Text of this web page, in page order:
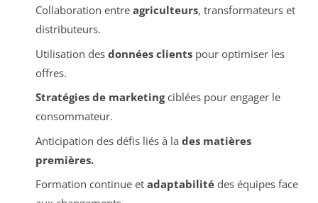
Collaboration entre agriculteurs, transformateurs et
distributeurs.
Utilisation des données clientspour optimiser les
offres.
Stratégies de marketingciblées pour engager le
consommateur.
Anticipation des défis liés à la des matières
premières.
Formation continue et adaptabilitédes équipes face